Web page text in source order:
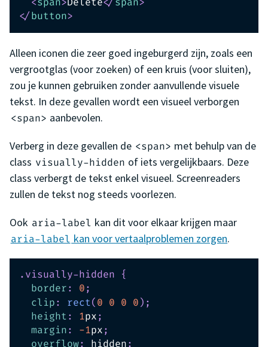
</button>
Alleen iconen die zeer goed ingeburgerd zijn, zoals een
vergrootglas (voor zoeken) of een kruis (voor sluiten),
zou je kunnen gebruiken zonder aanvullende visuele
tekst. In deze gevallen wordt een visueel verborgen
<span> aanbevolen.
Verberg in deze gevallen de <span> met behulp van de
class visually-hidden of iets vergelijkbaars. Deze
class verbergt de tekst enkel visueel. Screenreaders
zullen de tekst nog steeds voorlezen.
Ook aria-label kan dit voor elkaar krijgen maar
aria-label kan voor vertaalproblemen zorgen.
.visually-hidden
{
border : 0 ;
clip : rect( 0 0 0 0 ) ;
height : 1px ;
margin : -1px ;
overflow: hidden ;